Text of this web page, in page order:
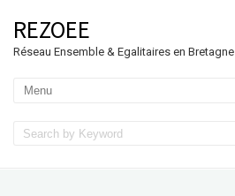
REZOEE
Réseau Ensemble & Egalitaires en Bretagne